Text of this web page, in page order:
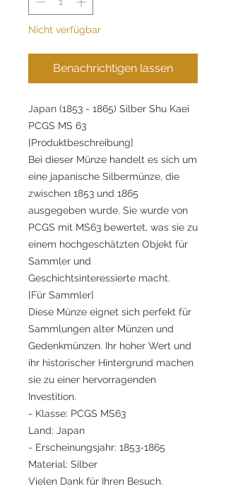
Nicht verfügbar
Benachrichtigen lassen
Japan (1853 - 1865) Silber Shu Kaei
PCGS MS 63
[Produktbeschreibung]
Bei dieser Münze handelt es sich um
eine japanische Silbermünze, die
zwischen 1853 und 1865
ausgegeben wurde. Sie wurde von
PCGS mit MS63 bewertet, was sie zu
einem hochgeschätzten Objekt für
Sammler und
Geschichtsinteressierte macht.
[Für Sammler]
Diese Münze eignet sich perfekt für
Sammlungen alter Münzen und
Gedenkmünzen. Ihr hoher Wert und
ihr historischer Hintergrund machen
sie zu einer hervorragenden
Investition.
- Klasse: PCGS MS63
Land: Japan
- Erscheinungsjahr: 1853-1865
Material: Silber
Vielen Dank für Ihren Besuch.